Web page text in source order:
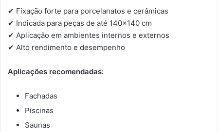
✔ Fixação forte para porcelanatos e cerâmicas
✔ Indicada para peças de até 140×140 cm
✔ Aplicação em ambientes internos e externos
✔ Alto rendimento e desempenho
Aplicações recomendadas:
Fachadas
Piscinas
Saunas